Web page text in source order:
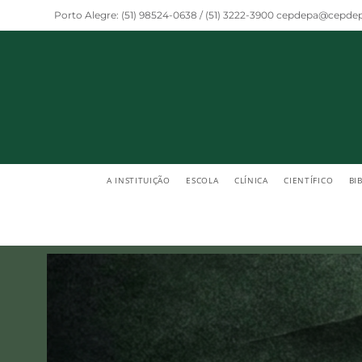
Porto Alegre: (51) 98524-0638 / (51) 3222-3900
A INSTITUIÇÃO ESCOLA CLÍNICA CIENTÍFICO